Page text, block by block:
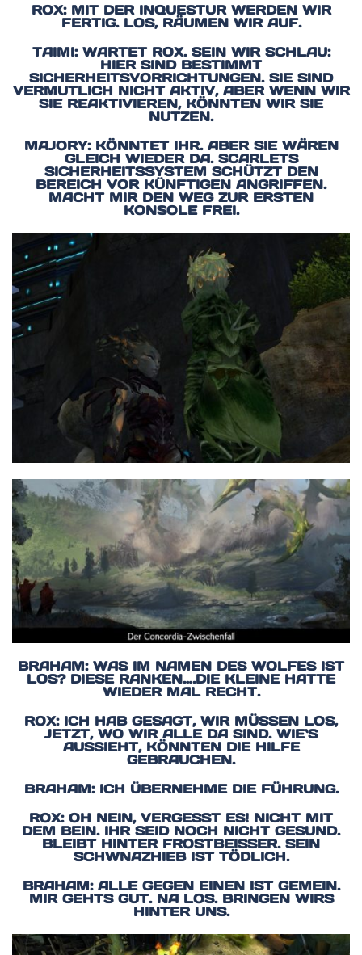
ROX: MIT DER INQUESTUR WERDEN WIR
FERTIG. LOS, RÄUMEN WIR AUF.
TAIMI: WARTET ROX. SEIN WIR SCHLAU:
HIER SIND BESTIMMT
SICHERHEITSVORRICHTUNGEN. SIE SIND
VERMUTLICH NICHT AKTIV, ABER WENN WIR
SIE REAKTIVIEREN, KÖNNTEN WIR SIE
NUTZEN.
MAJORY: KÖNNTET IHR. ABER SIE WÄREN
GLEICH WIEDER DA. SCARLETS
SICHERHEITSSYSTEM SCHÜTZT DEN
BEREICH VOR KÜNFTIGEN ANGRIFFEN.
MACHT MIR DEN WEG ZUR ERSTEN
KONSOLE FREI.
BRAHAM: WAS IM NAMEN DES WOLFES IST
LOS? DIESE RANKEN….DIE KLEINE HATTE
WIEDER MAL RECHT.
ROX: ICH HAB GESAGT, WIR MÜSSEN LOS,
JETZT, WO WIR ALLE DA SIND. WIE`S
AUSSIEHT, KÖNNTEN DIE HILFE
GEBRAUCHEN.
BRAHAM: ICH ÜBERNEHME DIE FÜHRUNG.
ROX: OH NEIN, VERGESST ES! NICHT MIT
DEM BEIN. IHR SEID NOCH NICHT GESUND.
BLEIBT HINTER FROSTBEISSER. SEIN S
CHWNAZHIEB IST TÖDLICH.
BRAHAM: ALLE GEGEN EINEN IST GEMEIN.
MIR GEHTS GUT. NA LOS. BRINGEN WIRS
HINTER UNS.